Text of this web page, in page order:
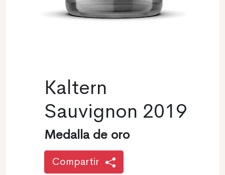
Kaltern
Sauvignon 2019
Medalla de oro
Compartir